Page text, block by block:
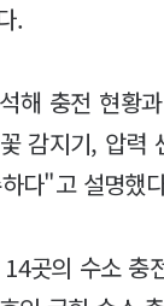
.
해 충전 현황
감지기, 압력
다"고 설명했
곳의 수소 충